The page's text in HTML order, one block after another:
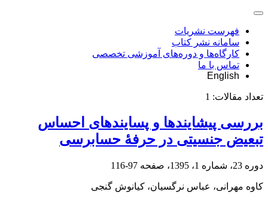
فهرست نشریات
سامانه نشر کتاب
کارگاه‌ها و دوره‌های آموزشی تخصصی
تماس با ما
English
تعداد مقالات: 1
بررسی پیشایندها و پسایندهای احساس
تبعیض جنسیتی در حرفۀ حسابرسی
دوره 23، شماره 1، 1395، صفحه 97-116
کاوه مهرانی، عباس نرگسیان، کیانوش گنجی